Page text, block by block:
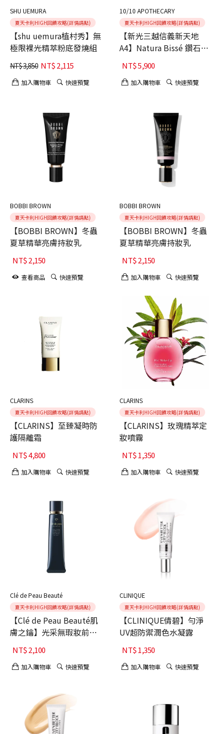
SHU UEMURA
夏天卡利HIGH回饋攻略(詳情請點)
【shu uemura植村秀】無
極限裸光精萃粉底發燒組
NT$3,850 NT$2,115
加入購物車 快速預覽
10/10 APOTHECARY
夏天卡利HIGH回饋攻略(詳情請點)
【新光三越信義新天地
A4】Natura Bissé 鑽石防
曬潤澤組
NT$5,900
加入購物車 快速預覽
BOBBI BROWN
夏天卡利HIGH回饋攻略(詳情請點)
【BOBBI BROWN】冬蟲
夏草精華亮膚持妝乳
NT$2,150
查看商品 快速預覽
BOBBI BROWN
夏天卡利HIGH回饋攻略(詳情請點)
【BOBBI BROWN】冬蟲
夏草精華亮膚持妝乳
NT$2,150
加入購物車 快速預覽
CLARINS
夏天卡利HIGH回饋攻略(詳情請點)
【CLARINS】至臻凝時防
護隔離霜
NT$4,800
加入購物車 快速預覽
CLARINS
夏天卡利HIGH回饋攻略(詳情請點)
【CLARINS】玫瑰精萃定
妝噴霧
NT$1,350
加入購物車 快速預覽
Clé de Peau Beauté
夏天卡利HIGH回饋攻略(詳情請點)
【Clé de Peau Beauté肌
膚之鑰】光采無瑕妝前凝
NT$2,100
加入購物車 快速預覽
CLINIQUE
夏天卡利HIGH回饋攻略(詳情請點)
【CLINIQUE倩碧】勻淨
UV超防禦潤色水凝露
NT$1,350
加入購物車 快速預覽